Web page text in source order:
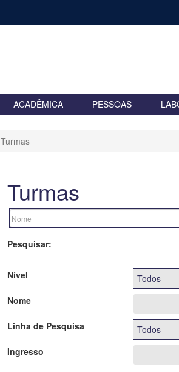
ACADÊMICA PESSOAS
Turmas
Turmas
Pesquisar:
Nível
Nome
Linha de Pesquisa
Ingresso